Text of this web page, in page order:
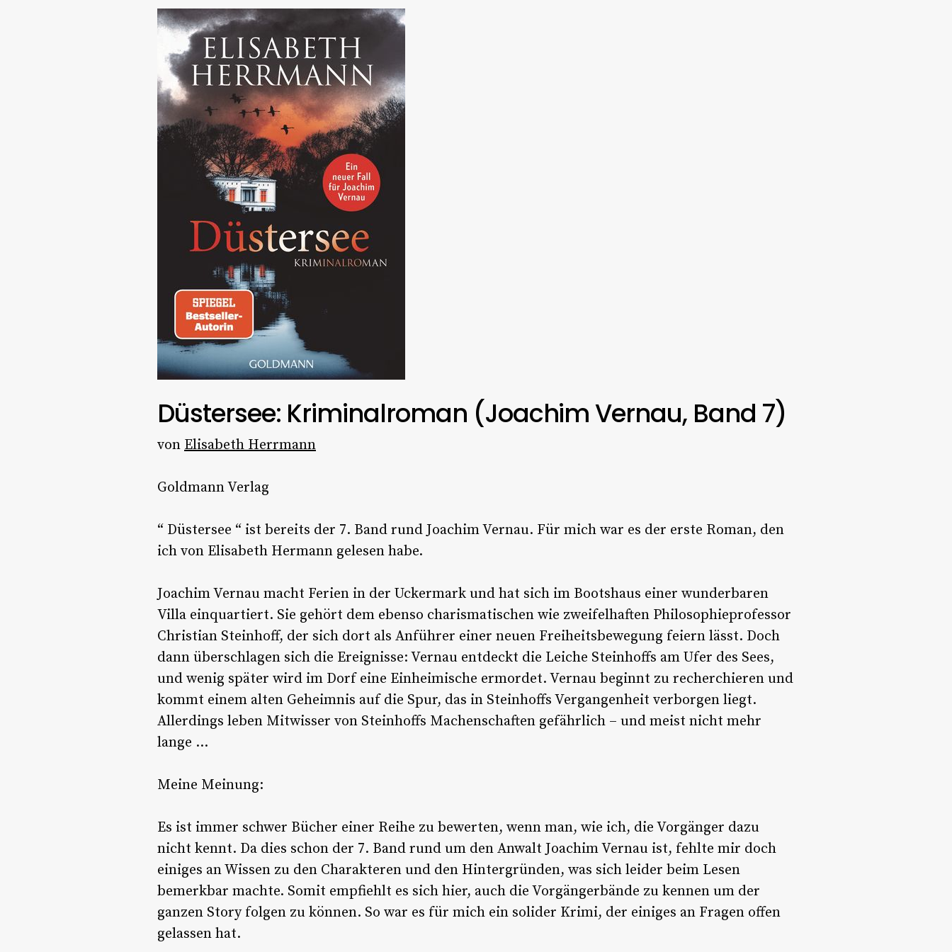
Düstersee: Kriminalroman (Joachim Vernau, Band 7)
von Elisabeth Herrmann
Goldmann Verlag
“ Düstersee “ ist bereits der 7. Band rund Joachim Vernau. Für mich war es der erste Roman, den
ich von Elisabeth Hermann gelesen habe.
Joachim Vernau macht Ferien in der Uckermark und hat sich im Bootshaus einer wunderbaren
Villa einquartiert. Sie gehört dem ebenso charismatischen wie zweifelhaften Philosophieprofessor
Christian Steinhoff, der sich dort als Anführer einer neuen Freiheitsbewegung feiern lässt. Doch
dann überschlagen sich die Ereignisse: Vernau entdeckt die Leiche Steinhoffs am Ufer des Sees,
und wenig später wird im Dorf eine Einheimische ermordet. Vernau beginnt zu recherchieren und
kommt einem alten Geheimnis auf die Spur, das in Steinhoffs Vergangenheit verborgen liegt.
Allerdings leben Mitwisser von Steinhoffs Machenschaften gefährlich – und meist nicht mehr
lange …
Meine Meinung:
Es ist immer schwer Bücher einer Reihe zu bewerten, wenn man, wie ich, die Vorgänger dazu
nicht kennt. Da dies schon der 7. Band rund um den Anwalt Joachim Vernau ist, fehlte mir doch
einiges an Wissen zu den Charakteren und den Hintergründen, was sich leider beim Lesen
bemerkbar machte. Somit empfiehlt es sich hier, auch die Vorgängerbände zu kennen um der
ganzen Story folgen zu können. So war es für mich ein solider Krimi, der einiges an Fragen offen
gelassen hat.